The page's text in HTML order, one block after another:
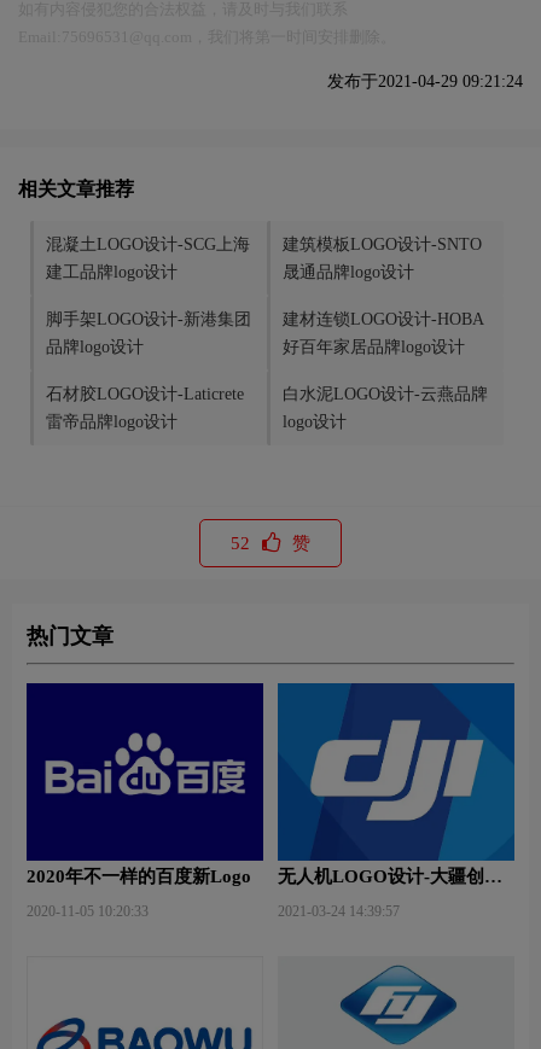
发布于2021-04-29 09:21:24
相关文章推荐
混凝土LOGO设计-SCG上海
建工品牌logo设计
建筑模板LOGO设计-SNTO
晟通品牌logo设计
脚手架LOGO设计-新港集团
品牌logo设计
建材连锁LOGO设计-HOBA
好百年家居品牌logo设计
石材胶LOGO设计-Laticrete
雷帝品牌logo设计
白水泥LOGO设计-云燕品牌
logo设计
52 赞
热门文章
2020年不一样的百度新Logo
2020-11-05 10:20:33
无人机LOGO设计-大疆创新
2021-03-24 14:39:57